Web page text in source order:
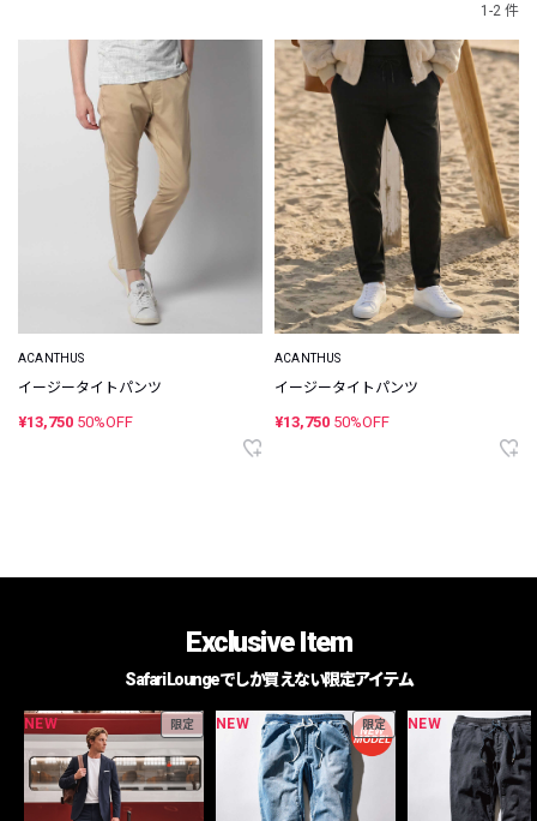
1-2 件
ACANTHUS
イージータイトパンツ
¥13,750 50%OFF
ACANTHUS
イージータイトパンツ
¥13,750 50%OFF
Exclusive Item
Safari Loungeでしか買えない限定アイテム
NEW 限定 NEW 限定 NEW